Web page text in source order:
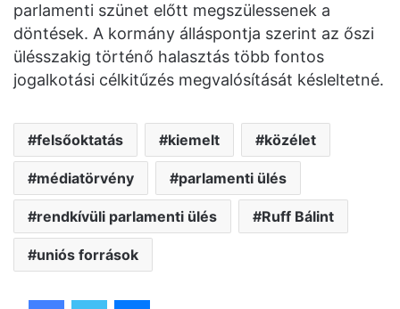
parlamenti szünet előtt megszülessenek a
döntések. A kormány álláspontja szerint az őszi
ülésszakig történő halasztás több fontos
jogalkotási célkitűzés megvalósítását késleltetné.
felsőoktatás kiemelt közélet
médiatörvény parlamenti ülés
rendkívüli parlamenti ülés Ruff Bálint
uniós források